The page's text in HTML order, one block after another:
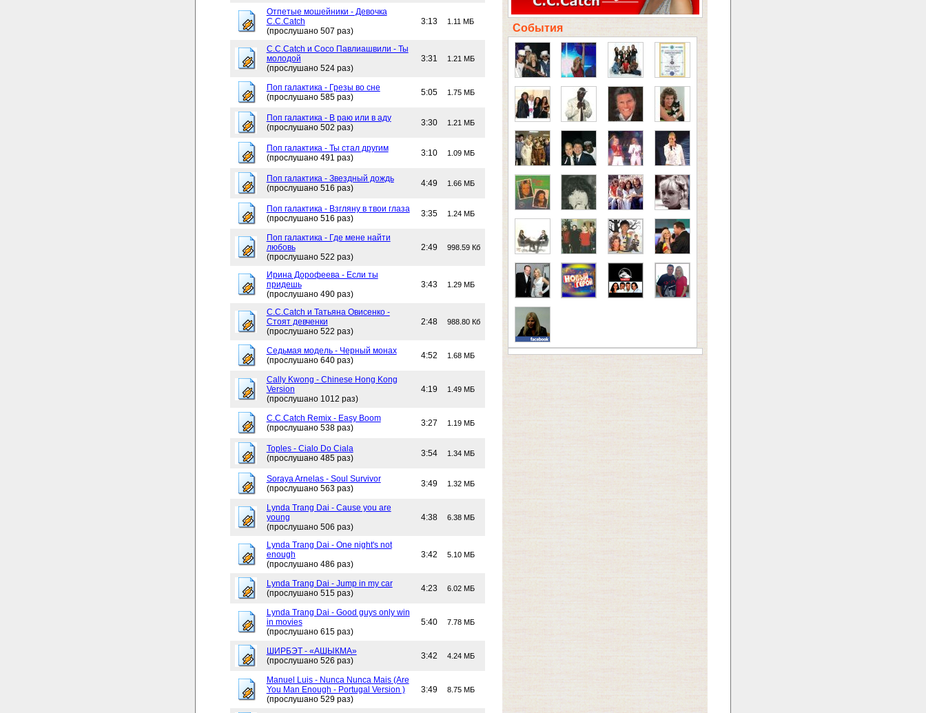
Отпетые мошейники - Девочка
C.C.Catch
(прослушано 507 раз)
3:13 1.11 МБ
C.C.Catch и Сосо Павлиашвили - Ты
молодой
(прослушано 524 раз)
3:31 1.21 МБ
Поп галактика - Грезы во сне
(прослушано 585 раз)
5:05 1.75 МБ
Поп галактика - В раю или в аду
(прослушано 502 раз)
3:30 1.21 МБ
Поп галактика - Ты стал другим
(прослушано 491 раз)
3:10 1.09 МБ
Поп галактика - Звездный дождь
(прослушано 516 раз)
4:49 1.66 МБ
Поп галактика - Взгляну в твои глаза
(прослушано 516 раз)
3:35 1.24 МБ
Поп галактика - Где мене найти
любовь
(прослушано 522 раз)
2:49 998.59 Кб
Ирина Дорофеева - Если ты
придешь
(прослушано 490 раз)
3:43 1.29 МБ
C.C.Catch и Татьяна Овисенко -
Стоят девченки
(прослушано 522 раз)
2:48 988.80 Кб
Седьмая модель - Черный монах
(прослушано 640 раз)
4:52 1.68 МБ
Cally Kwong - Chinese Hong Kong
Version
(прослушано 1012 раз)
4:19 1.49 МБ
C.C.Catch Remix - Easy Boom
(прослушано 538 раз)
3:27 1.19 МБ
Toples - Cialo Do Ciala
(прослушано 485 раз)
3:54 1.34 МБ
Soraya Arnelas - Soul Survivor
(прослушано 563 раз)
3:49 1.32 МБ
Lynda Trang Dai - Cause you are
young
(прослушано 506 раз)
4:38 6.38 МБ
Lynda Trang Dai - One night's not
enough
(прослушано 486 раз)
3:42 5.10 МБ
Lynda Trang Dai - Jump in my car
(прослушано 515 раз)
4:23 6.02 МБ
Lynda Trang Dai - Good guys only win
in movies
(прослушано 615 раз)
5:40 7.78 МБ
ШИРБЭТ - «АШЫКМА»
(прослушано 526 раз)
3:42 4.24 МБ
Manuel Luis - Nunca Nunca Mais (Are
You Man Enough - Portugal Version )
(прослушано 529 раз)
3:49 8.75 МБ
События